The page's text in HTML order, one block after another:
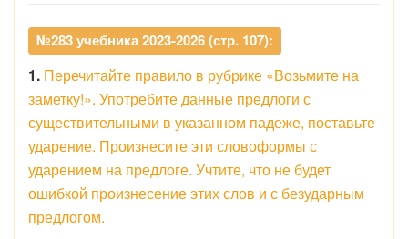
№283 учебника 2023-2026 (стр. 107):
1. Перечитайте правило в рубрике «Возьмите на
заметку!». Употребите данные предлоги с
существительными в указанном падеже, поставьте
ударение. Произнесите эти словоформы с
ударением на предлоге. Учтите, что не будет
ошибкой произнесение этих слов и с безударным
предлогом.